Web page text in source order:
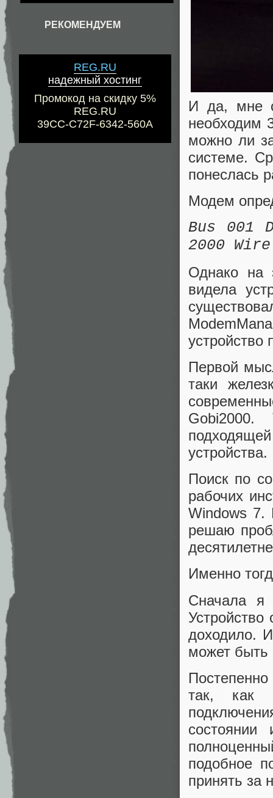
РЕКОМЕНДУЕМ
REG.RU
надежный хостинг
Промокод на скидку 5%
REG.RU
39CC-C72F-6342-560A
И да, мне
необходим
можно ли
системе.
понеслась
Модем
Bus 001
2000
Однако на
видела
устройство
Первой
таки
Gobi2000.
устройства.
Поиск по
рабочих
Windows 7.
решаю
Именно
Сначала я
доходило.
может быть
так, как
подобное
принять за